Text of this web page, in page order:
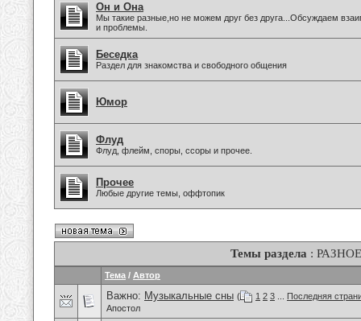
Он и Она
Мы такие разные,но не можем друг без друга...Обсуждаем
и проблемы.
Беседка
Раздел для знакомства и свободного общения
Юмор
Флуд
Флуд, флейм, споры, ссоры и прочее.
Прочее
Любые другие темы, оффтопик
Темы раздела : РАЗНОЕ
Тема / Автор
Важно: Музыкальные сны ( 1 2 3
Последняя
Апостол